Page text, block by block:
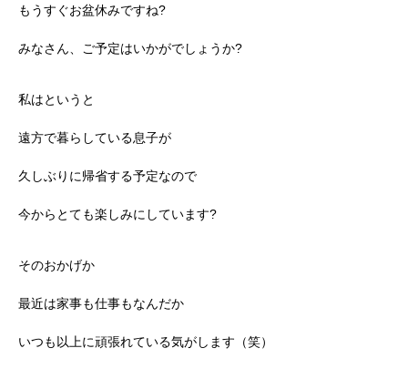
もうすぐお盆休みですね?
みなさん、ご予定はいかがでしょうか?
私はというと
遠方で暮らしている息子が
久しぶりに帰省する予定なので
今からとても楽しみにしています?
そのおかげか
最近は家事も仕事もなんだか
いつも以上に頑張れている気がします（笑）